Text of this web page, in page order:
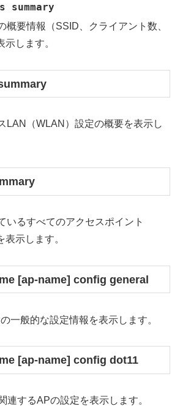
summary
概要情報（SSID、クライアント数、
します。
LAN（WLAN）設定の概要を表示し
いるすべてのアクセスポイント
表示します。
[ap-name] config general
一般的な設定情報を表示します。
[ap-name] config dot11
連するAPの設定を表示します。